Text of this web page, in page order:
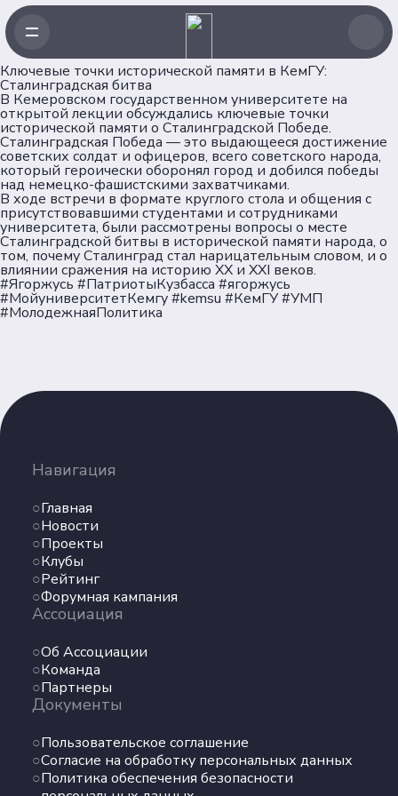
Ключевые точки исторической памяти в КемГУ:
Сталинградская битва
В Кемеровском государственном университете на
открытой лекции обсуждались ключевые точки
исторической памяти о Сталинградской Победе.
Сталинградская Победа — это выдающееся достижение
советских солдат и офицеров, всего советского народа,
который героически оборонял город и добился победы
над немецко-фашистскими захватчиками.
В ходе встречи в формате круглого стола и общения с
присутствовавшими студентами и сотрудниками
университета, были рассмотрены вопросы о месте
Сталинградской битвы в исторической памяти народа, о
том, почему Сталинград стал нарицательным словом, и о
влиянии сражения на историю XX и XXI веков.
#Ягоржусь #ПатриотыКузбасса #ягоржусь
#МойуниверситетКемгу #kemsu #КемГУ #УМП
#МолодежнаяПолитика
Навигация
Главная
Новости
Проекты
Клубы
Рейтинг
Форумная кампания
Ассоциация
Об Ассоциации
Команда
Партнеры
Документы
Пользовательское соглашение
Согласие на обработку персональных данных
Политика обеспечения безопасности
Главная
Новости
Проекты
Клубы
Рейтинг
Форумная кампания
Команда
Партнеры
Пользовательское соглашение
Согласие на обработку персональных данных
Политика обеспечения безопасности
персональных данных
сети
Телеграм
ВКонтакте
Max